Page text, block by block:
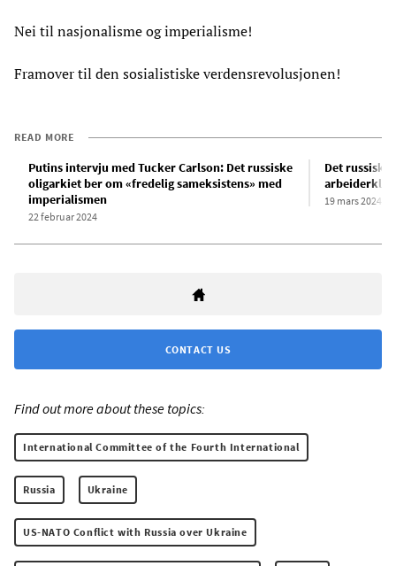
Nei til nasjonalisme og imperialisme!
Framover til den sosialistiske verdensrevolusjonen!
READ MORE
Putins intervju med Tucker Carlson: Det russiske
oligarkiet ber om «fredelig sameksistens» med
imperialismen
22 februar 2024
Det russiske
19 mars 2024
CONTACT US
Find out more about these topics:
International Committee of the Fourth International
Russia Ukraine
US-NATO Conflict with Russia over Ukraine